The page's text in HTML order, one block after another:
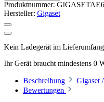
Produktnummer:
Hersteller: Gigaset
Kein Ladegerät im
Ihr Gerät braucht mindestens 0
Beschreibung Gigaset
Bewertungen